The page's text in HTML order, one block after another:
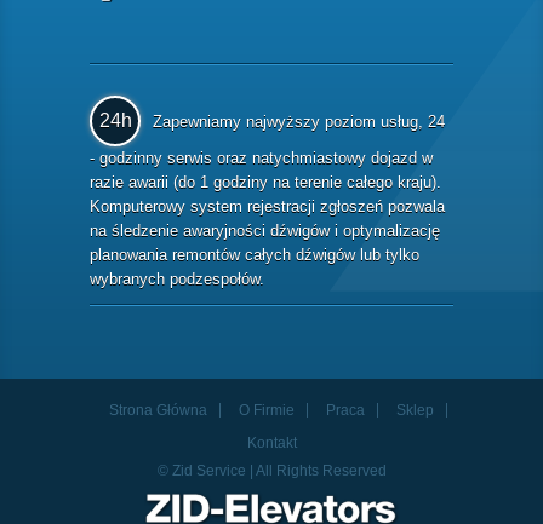
24h
Zapewniamy najwyższy poziom usług, 24
- godzinny serwis oraz natychmiastowy dojazd w
razie awarii (do 1 godziny na terenie całego kraju).
Komputerowy system rejestracji zgłoszeń pozwala
na śledzenie awaryjności dźwigów i optymalizację
planowania remontów całych dźwigów lub tylko
wybranych podzespołów.
Strona Główna O Firmie Praca
Sklep
Kontakt
© Zid Service | All Rights Reserved